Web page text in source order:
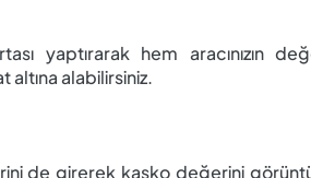
yaptırarak hem aracınızın
altına alabilirsiniz.
de girerek kasko değerini